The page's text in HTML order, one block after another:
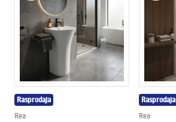
Rasprodaja
Rea
Rasprodaja
Rea